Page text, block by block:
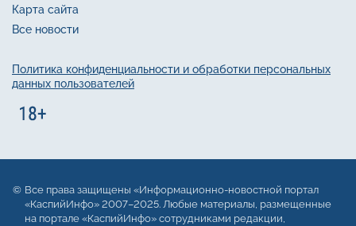
Карта сайта
Все новости
Политика конфиденциальности и обработки персональных
данных пользователей
Все права защищены «Информационно-новостной портал
«КаспийИнфо» 2007–2025. Любые материалы, размещенные
на портале «КаспийИнфо» сотрудниками редакции,